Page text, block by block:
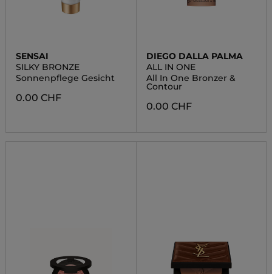
SENSAI
SILKY BRONZE
Sonnenpflege Gesicht
0.00 CHF
DIEGO DALLA PALMA
ALL IN ONE
All In One Bronzer &
Contour
0.00 CHF